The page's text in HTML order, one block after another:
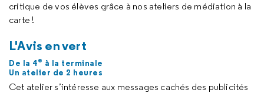
critique de vos élèves grâce à nos ateliers de médiation à la
carte !
L'Avis en vert
De la 4e à la terminale
Un atelier de 2 heures
Cet atelier s’intéresse aux messages cachés des publicités